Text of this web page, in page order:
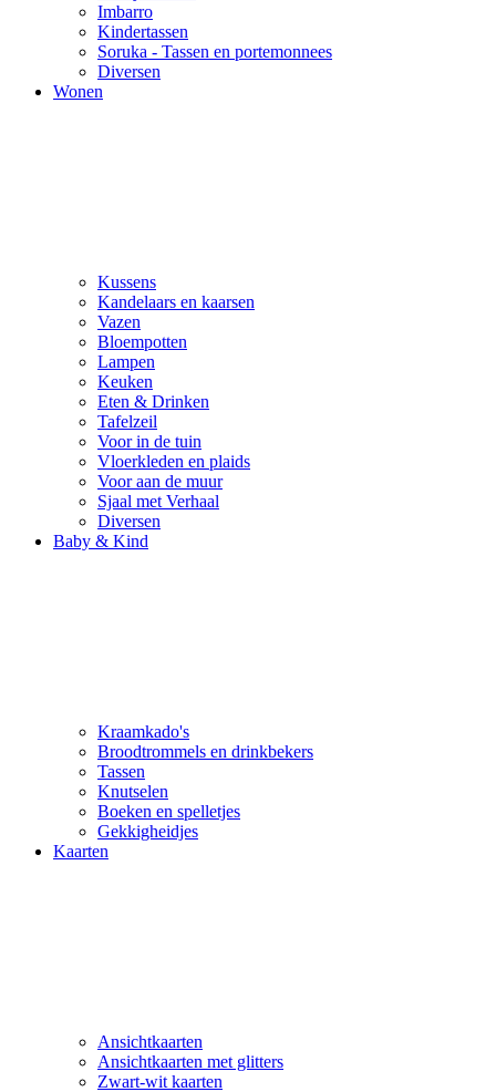
Imbarro
Kindertassen
Soruka - Tassen en portemonnees
Diversen
Wonen
Kussens
Kandelaars en kaarsen
Vazen
Bloempotten
Lampen
Keuken
Eten & Drinken
Tafelzeil
Voor in de tuin
Vloerkleden en plaids
Voor aan de muur
Sjaal met Verhaal
Diversen
Baby & Kind
Kraamkado's
Broodtrommels en drinkbekers
Tassen
Knutselen
Boeken en spelletjes
Gekkigheidjes
Kaarten
Ansichtkaarten
Ansichtkaarten met glitters
Zwart-wit kaarten